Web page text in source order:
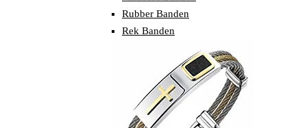
Rubber Banden
Rek Banden